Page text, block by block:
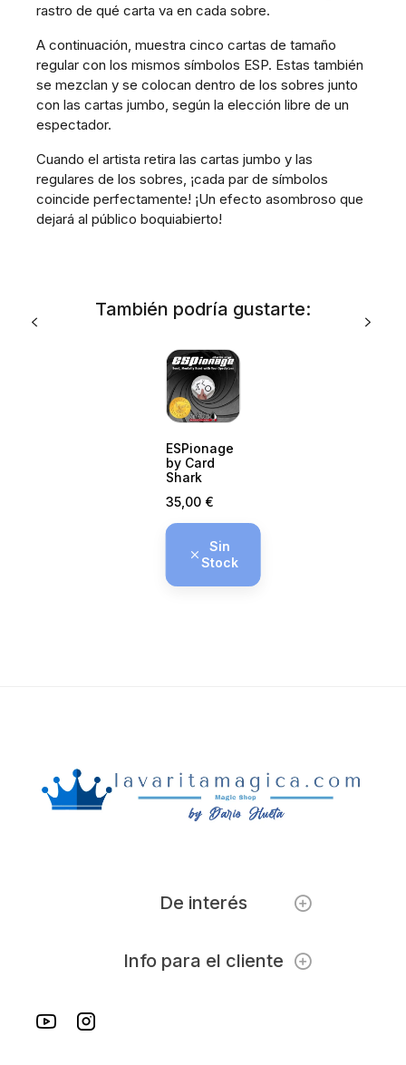
rastro de qué carta va en cada sobre.
A continuación, muestra cinco cartas de tamaño
regular con los mismos símbolos ESP. Estas también
se mezclan y se colocan dentro de los sobres junto
con las cartas jumbo, según la elección libre de un
espectador.
Cuando el artista retira las cartas jumbo y las
regulares de los sobres, ¡cada par de símbolos
coincide perfectamente! ¡Un efecto asombroso que
dejará al público boquiabierto!
También podría gustarte:
ESPionage
by Card
Shark
Precio
35,00 €
Sin
Stock
De interés
Info para el cliente